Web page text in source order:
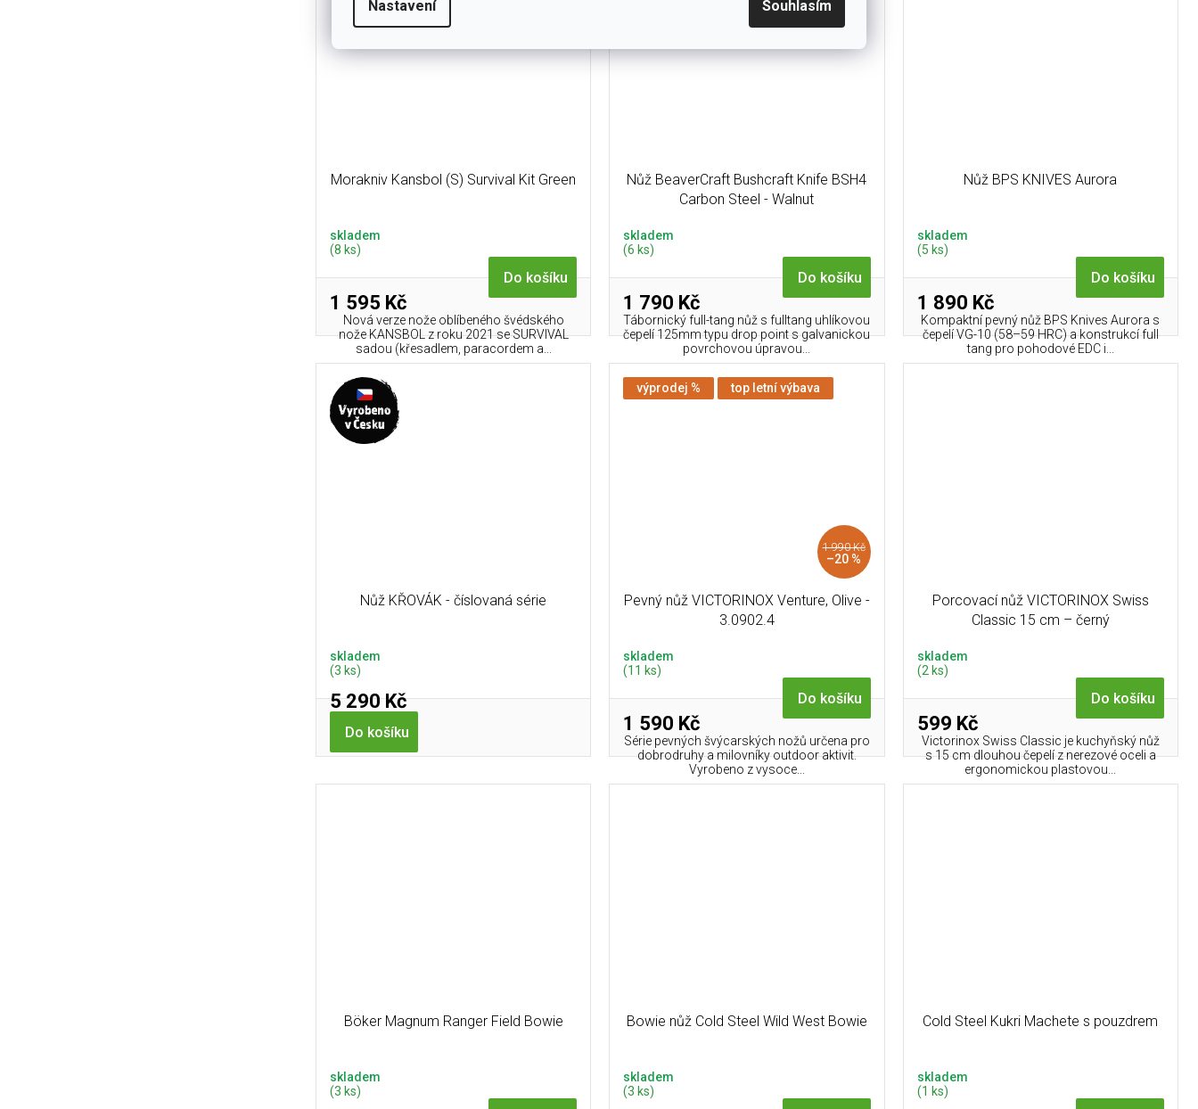
Nastavení Souhlasím
Morakniv Kansbol (S) Survival Kit Green
skladem
(8 ks)
1 595 Kč
Do košíku
Nová verze nože oblíbeného švédského
nože KANSBOL z roku 2021 se SURVIVAL
sadou (křesadlem, paracordem a...
Nůž BeaverCraft Bushcraft Knife BSH4
Carbon Steel - Walnut
skladem
(6 ks)
1 790 Kč
Do košíku
Tábornický full-tang nůž s fulltang uhlíkovou
čepelí 125mm typu drop point s galvanickou
povrchovou úpravou...
Nůž BPS KNIVES Aurora
skladem
(5 ks)
1 890 Kč
Do košíku
Kompaktní pevný nůž BPS Knives Aurora s
čepelí VG-10 (58–59 HRC) a konstrukcí full
tang pro pohodové EDC i...
Nůž KŘOVÁK - číslovaná série
skladem
(3 ks)
5 290 Kč
Do košíku
výprodej % top letní výbava
1 990 Kč
–20 %
Pevný nůž VICTORINOX Venture, Olive -
3.0902.4
skladem
(11 ks)
1 590 Kč
Do košíku
Série pevných švýcarských nožů určena pro
dobrodruhy a milovníky outdoor aktivit.
Vyrobeno z vysoce...
Porcovací nůž VICTORINOX Swiss
Classic 15 cm – černý
skladem
(2 ks)
599 Kč
Do košíku
Victorinox Swiss Classic je kuchyňský nůž
s 15 cm dlouhou čepelí z nerezové oceli a
ergonomickou plastovou...
Böker Magnum Ranger Field Bowie
skladem
(3 ks)
Bowie nůž Cold Steel Wild West Bowie
skladem
(3 ks)
Cold Steel Kukri Machete s pouzdrem
skladem
(1 ks)